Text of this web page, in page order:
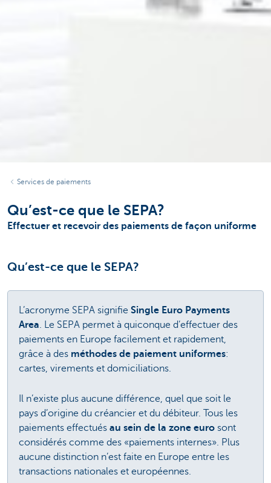
Services de paiements
Qu’est-ce que le SEPA?
Effectuer et recevoir des paiements de façon uniforme
Qu’est-ce que le SEPA?
L’acronyme SEPA signifie Single Euro Payments
Area. Le SEPA permet à quiconque d’effectuer des
paiements en Europe facilement et rapidement,
grâce à des méthodes de paiement uniformes:
cartes, virements et domiciliations.
Il n’existe plus aucune différence, quel que soit le
pays d’origine du créancier et du débiteur. Tous les
paiements effectués au sein de la zone euro sont
considérés comme des «paiements internes». Plus
aucune distinction n’est faite en Europe entre les
transactions nationales et européennes.